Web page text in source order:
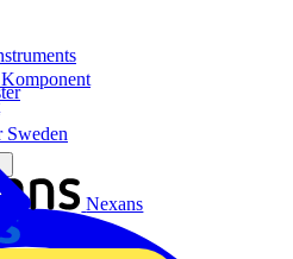
Sweden
Nexans